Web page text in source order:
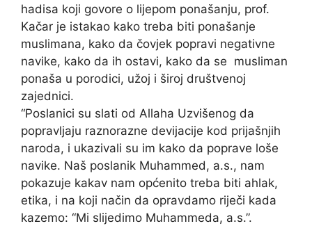
hadisa koji govore o lijepom ponašanju, prof.
Kačar je istakao kako treba biti ponašanje
muslimana, kako da čovjek popravi negativne
navike, kako da ih ostavi, kako da se musliman
ponaša u porodici, užoj i široj društvenoj
zajednici.
“Poslanici su slati od Allaha Uzvišenog da
popravljaju raznorazne devijacije kod prijašnjih
naroda, i ukazivali su im kako da poprave loše
navike. Naš poslanik Muhammed, a.s., nam
pokazuje kakav nam općenito treba biti ahlak,
etika, i na koji način da opravdamo riječi kada
kazemo: “Mi slijedimo Muhammeda, a.s.”.